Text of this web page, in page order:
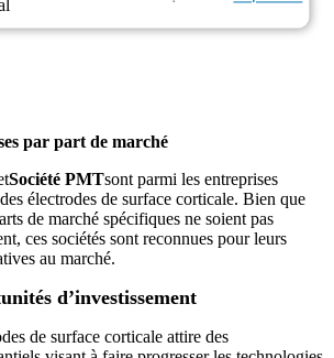
par part de marché
Société PMTsont parmi les entreprises
électrodes de surface corticale. Bien que
de marché spécifiques ne soient pas
ces sociétés sont reconnues pour leurs
au marché.
d’investissement
de surface corticale attire des